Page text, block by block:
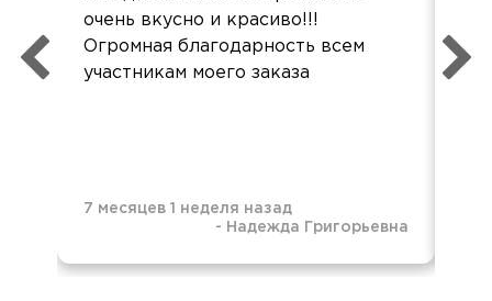
очень вкусно и красиво!!!
Огромная благодарность всем
участникам моего заказа
7 месяцев 1 неделя назад
- Надежда Григорьевна